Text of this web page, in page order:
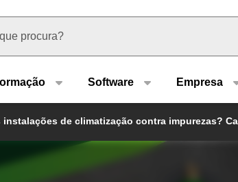
Software Empresa
instalações de climatização contra impurezas?